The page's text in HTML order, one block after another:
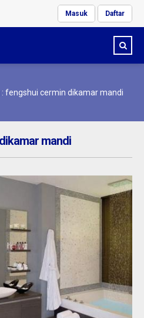
Masuk Daftar
: fengshui cermin dikamar mandi
mandi